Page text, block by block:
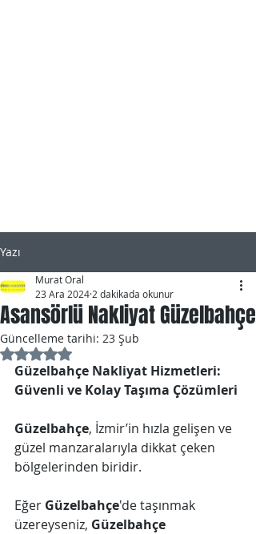
Yazı
Asansörlü Nakliyat Güzelbahçe
Murat Oral
23 Ara 2024 2 dakikada okunur
Güncelleme tarihi: 23 Şub
5 üzerinden NaN yıldız
Güzelbahçe Nakliyat Hizmetleri:
Güvenli ve Kolay Taşıma Çözümleri
Güzelbahçe, İzmir’in hızla gelişen ve
güzel manzaralarıyla dikkat çeken
bölgelerinden biridir.
Eğer Güzelbahçe'de taşınmak
üzereyseniz, Güzelbahçe